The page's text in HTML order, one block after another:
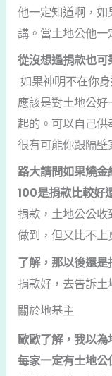
他一定知道啊，
講。當土地公他一
從沒想過捐款也可
如果神明不在你
應該是對土地公
起的。可以自己
很有可能你跟隔壁
路大請問如果燒
100是捐款比較好
捐款，土地公公
做到，但又比不上
了解，那以後還是
捐款好，去告訴土
關於地基主
歐歐了解，我以
每家一定有土地公